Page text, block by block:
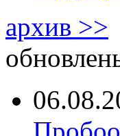
архив >>